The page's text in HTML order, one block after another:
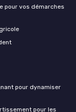
pour vos démarches
pour dynamiser
pour les